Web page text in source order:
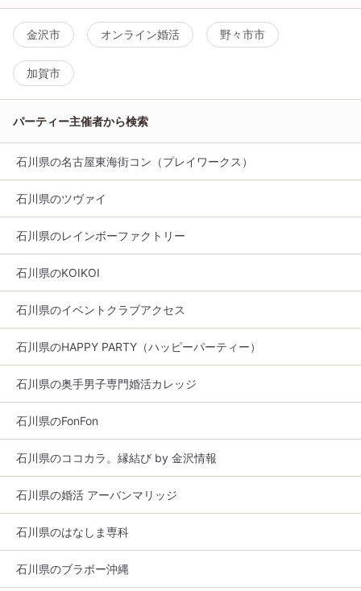
金沢市 オンライン婚活 野々市市
加賀市
パーティー主催者から検索
石川県の名古屋東海街コン（プレイワークス）
石川県のツヴァイ
石川県のレインボーファクトリー
石川県のKOIKOI
石川県のイベントクラブアクセス
石川県のHAPPY PARTY（ハッピーパーティー）
石川県の奥手男子専門婚活カレッジ
石川県のFonFon
石川県のココカラ。縁結び by 金沢情報
石川県の婚活 アーバンマリッジ
石川県のはなしま専科
石川県のブラボー沖縄